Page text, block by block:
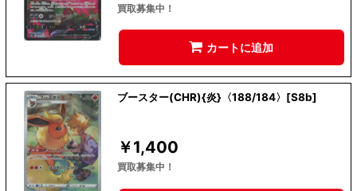
買取募集中！
カートに追加
ブースター(CHR){炎}〈188/184〉[S8b]
￥1,400
買取募集中！